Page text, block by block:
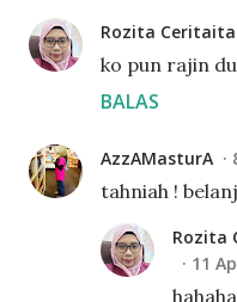
Rozita Ceritaita
ko pun rajin
BALAS
AzzAMasturA
tahniah !
Rozita
11